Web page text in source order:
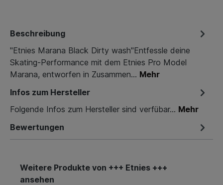
Beschreibung
"Etnies Marana Black Dirty wash"Entfessle deine
Skating-Performance mit dem Etnies Pro Model
Marana, entworfen in Zusammen… Mehr
Infos zum Hersteller
Folgende Infos zum Hersteller sind verfübar... Mehr
Bewertungen
Weitere Produkte von +++ Etnies +++
ansehen